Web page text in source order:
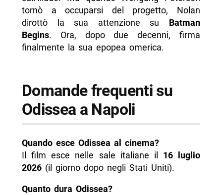
tornò a occuparsi del progetto, Nolan
dirottò la sua attenzione su Batman
Begins. Ora, dopo due decenni, firma
finalmente la sua epopea omerica.
Domande frequenti su
Odissea a Napoli
Quando esce Odissea al cinema?
Il film esce nelle sale italiane il 16 luglio
2026(il giorno dopo negli Stati Uniti).
Quanto dura Odissea?